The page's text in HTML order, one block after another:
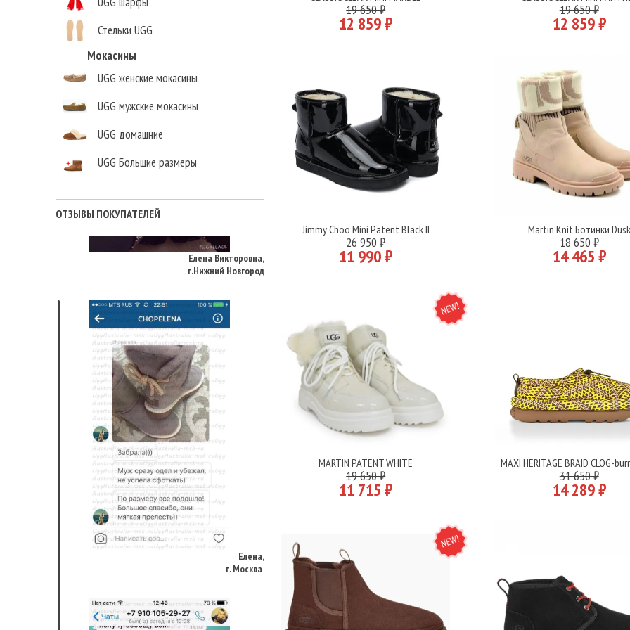
Стельки UGG
Мокасины
UGG женские мокасины
UGG мужские мокасины
UGG домашние
UGG Большие размеры
ОТЗЫВЫ ПОКУПАТЕЛЕЙ
г.Нижний Новгород
19 650 ₽
12 859 ₽
19 650 ₽
12 859 ₽
Подробнее
Jimmy Choo Mini Patent Black II
26 950 ₽
11 990 ₽
Подробнее
Martin Knit Ботинки Dusk
18 650 ₽
14 465 ₽
NEW
Подробнее
MARTIN PATENT WHITE
19 650 ₽
11 715 ₽
Подробнее
MAXI HERITAGE BRAID CLOG-
31 650 ₽
14 289 ₽
NEW